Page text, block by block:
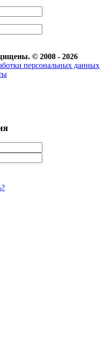
© 2008 - 2026
персональных данных